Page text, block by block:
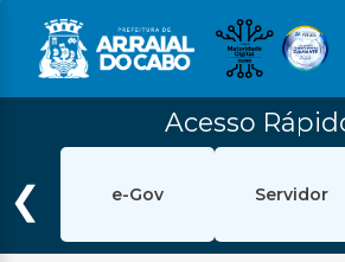
Início
Ouvidoria
Acesso
❮ e-Gov Servidor